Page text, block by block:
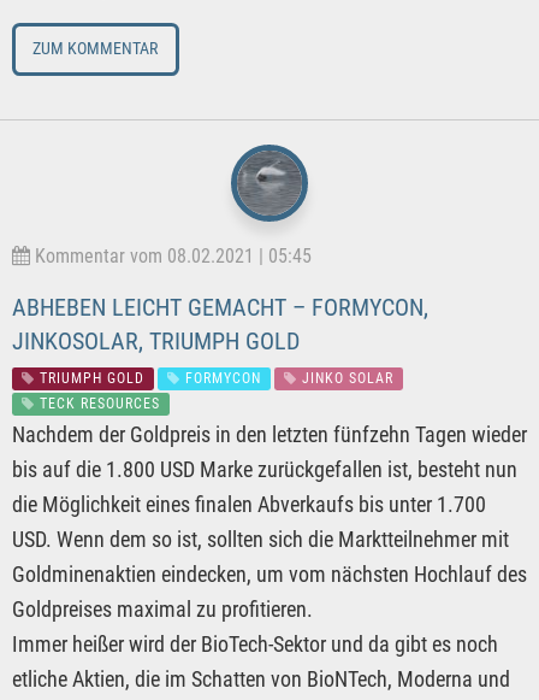
ZUM KOMMENTAR
Kommentar vom 08.02.2021 | 05:45
ABHEBEN LEICHT GEMACHT – FORMYCON,
JINKOSOLAR, TRIUMPH GOLD
TRIUMPH GOLD FORMYCON
JINKO SOLAR
TECK RESOURCES
Nachdem der Goldpreis in den letzten fünfzehn Tagen wieder
bis auf die 1.800 USD Marke zurückgefallen ist, besteht nun
die Möglichkeit eines finalen Abverkaufs bis unter 1.700
USD. Wenn dem so ist, sollten sich die Marktteilnehmer mit
Goldminenaktien eindecken, um vom nächsten Hochlauf des
Goldpreises maximal zu profitieren.
Immer heißer wird der BioTech-Sektor und da gibt es noch
etliche Aktien, die im Schatten von BioNTech, Moderna und